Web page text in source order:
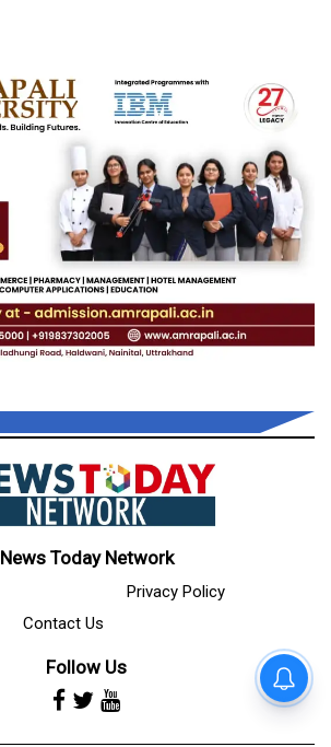
News Today Network
Privacy Policy
Contact Us
Follow Us